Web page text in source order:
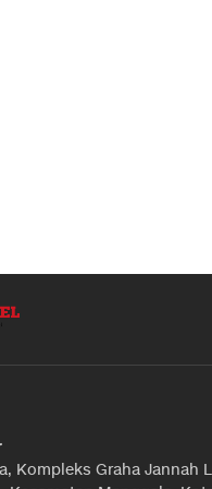
Kompleks Graha Jannah